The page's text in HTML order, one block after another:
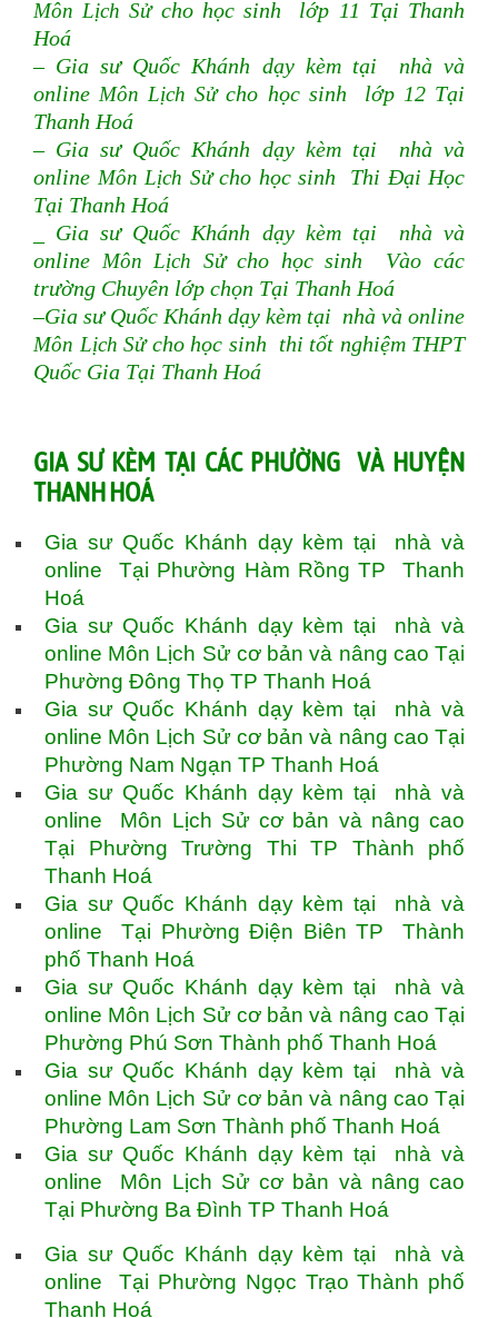
Môn Lịch Sử cho học sinh lớp 11 Tại Thanh
Hoá
– Gia sư Quốc Khánh dạy kèm tại nhà và
online Môn Lịch Sửcho học sinh lớp 12 Tại
Thanh Hoá
– Gia sư Quốc Khánh dạy kèm tại nhà và
online Môn Lịch Sửcho học sinh Thi Đại Học
Tại Thanh Hoá
_ Gia sư Quốc Khánh dạy kèm tại nhà và
online Môn Lịch Sửcho học sinh Vào các
trường Chuyên lớp chọn Tại Thanh Hoá
–Gia sư Quốc Khánh dạy kèm tại nhà và online
Môn Lịch Sửcho học sinh thi tốt nghiệm THPT
Quốc Gia Tại Thanh Hoá
GIA SƯ KÈM TẠI CÁC PHƯỜNG VÀ HUYỆN
THANH HOÁ
Gia sư Quốc Khánh dạy kèm tại nhà và
online Tại Phường Hàm Rồng TP Thanh
Hoá
Gia sư Quốc Khánh dạy kèm tại nhà và
online Môn Lịch Sử cơ bản và nâng cao Tại
Phường Đông Thọ TP Thanh Hoá
Gia sư Quốc Khánh dạy kèm tại nhà và
online Môn Lịch Sử cơ bản và nâng cao Tại
Phường Nam Ngạn TP Thanh Hoá
Gia sư Quốc Khánh dạy kèm tại nhà và
online Môn Lịch Sử cơ bản và nâng cao
Tại Phường Trường Thi TP Thành phố
Thanh Hoá
Gia sư Quốc Khánh dạy kèm tại nhà và
online Tại Phường Điện Biên TP Thành
phố Thanh Hoá
Gia sư Quốc Khánh dạy kèm tại nhà và
online Môn Lịch Sử cơ bản và nâng cao Tại
Phường Phú Sơn Thành phố Thanh Hoá
Gia sư Quốc Khánh dạy kèm tại nhà và
online Môn Lịch Sử cơ bản và nâng cao Tại
Phường Lam Sơn Thành phố Thanh Hoá
Gia sư Quốc Khánh dạy kèm tại nhà và
online Môn Lịch Sử cơ bản và nâng cao
Tại Phường Ba Đình TP Thanh Hoá
Gia sư Quốc Khánh dạy kèm tại nhà và
online Tại Phường Ngọc Trạo Thành phố
Thanh Hoá